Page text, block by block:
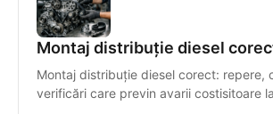
Montaj distribuție diesel
Montaj distribuție diesel corect: repere,
verificări care previn avarii costisitoare